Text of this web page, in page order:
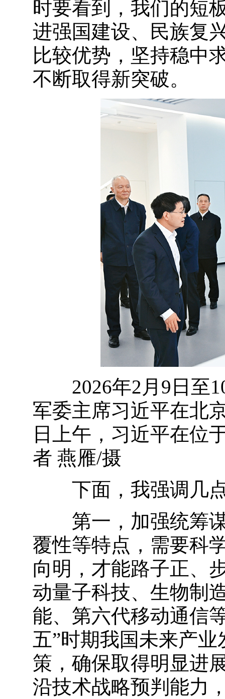
时要看到，我们的短
进强国建设、民族复
比较优势，坚持稳中
不断取得新突破。
2026年2月9日至
军委主席习近平在北
日上午，习近平在位
者 燕雁/摄
下面，我强调几
第一，加强统筹谋
覆性等特点，需要科
向明，才能路子正、
动量子科技、生物制
能、第六代移动通信
五”时期我国未来产
策，确保取得明显进
沿技术战略预判能力